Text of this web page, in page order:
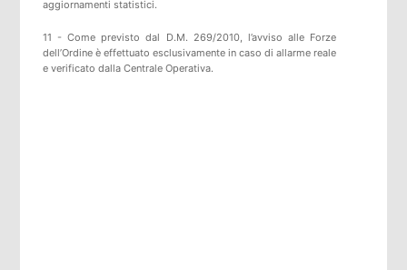
aggiornamenti statistici.
11 - Come previsto dal D.M. 269/2010, l’avviso alle Forze
dell’Ordine è effettuato esclusivamente in caso di allarme reale
e verificato dalla Centrale Operativa.